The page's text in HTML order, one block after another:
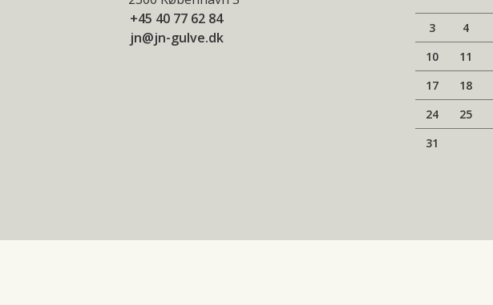
+45 40 77 62 84
jn@jn-gulve.dk
3
4
10
11
17
18
24
25
31